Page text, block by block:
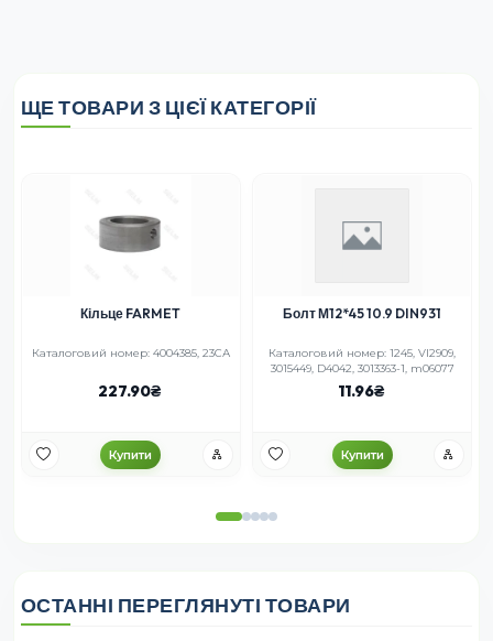
ЩЕ ТОВАРИ З ЦІЄЇ КАТЕГОРІЇ
Кільце FARMET
Каталоговий номер: 4004385, 23СА
227.90
Купити
Болт М12*45 10.9 DIN931
Каталоговий номер: 1245, VI2909,
3015449, D4042, 3013363-1, m06077
11.96
Купити
ОСТАННІ ПЕРЕГЛЯНУТІ ТОВАРИ